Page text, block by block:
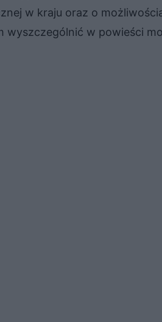
w kraju oraz o
wyszczególnić w powieści